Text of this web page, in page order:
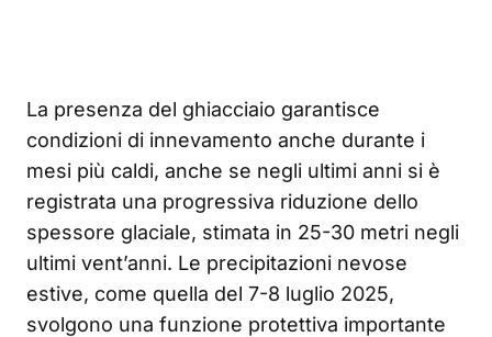
La presenza del ghiacciaio garantisce
condizioni di innevamento anche durante i
mesi più caldi, anche se negli ultimi anni si è
registrata una progressiva riduzione dello
spessore glaciale, stimata in 25-30 metri negli
ultimi vent’anni. Le precipitazioni nevose
estive, come quella del 7-8 luglio 2025,
svolgono una funzione protettiva importante